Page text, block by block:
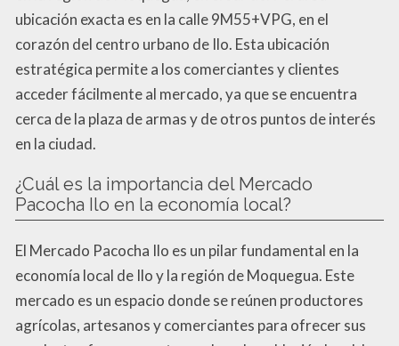
ubicación exacta es en la calle 9M55+VPG, en el
corazón del centro urbano de Ilo. Esta ubicación
estratégica permite a los comerciantes y clientes
acceder fácilmente al mercado, ya que se encuentra
cerca de la plaza de armas y de otros puntos de interés
en la ciudad.
¿Cuál es la importancia del Mercado
Pacocha Ilo en la economía local?
El Mercado Pacocha Ilo es un pilar fundamental en la
economía local de Ilo y la región de Moquegua. Este
mercado es un espacio donde se reúnen productores
agrícolas, artesanos y comerciantes para ofrecer sus